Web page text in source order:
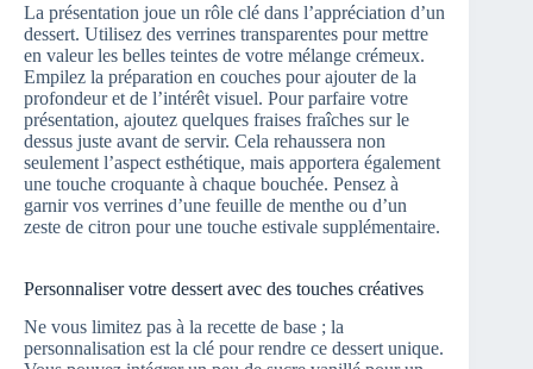
La présentation joue un rôle clé dans l’appréciation d’un
dessert. Utilisez des verrines transparentes pour mettre
en valeur les belles teintes de votre mélange crémeux.
Empilez la préparation en couches pour ajouter de la
profondeur et de l’intérêt visuel. Pour parfaire votre
présentation, ajoutez quelques fraises fraîches sur le
dessus juste avant de servir. Cela rehaussera non
seulement l’aspect esthétique, mais apportera également
une touche croquante à chaque bouchée. Pensez à
garnir vos verrines d’une feuille de menthe ou d’un
zeste de citron pour une touche estivale supplémentaire.
Personnaliser votre dessert avec des touches créatives
Ne vous limitez pas à la recette de base ; la
personnalisation est la clé pour rendre ce dessert unique.